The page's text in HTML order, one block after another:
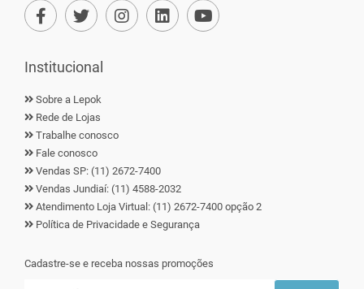
Institucional
Sobre a Lepok
Rede de Lojas
Trabalhe conosco
Fale conosco
Vendas SP: (11) 2672-7400
Vendas Jundiaí: (11) 4588-2032
Atendimento Loja Virtual: (11) 2672-7400 opção 2
Política de Privacidade e Segurança
Cadastre-se e receba nossas promoções